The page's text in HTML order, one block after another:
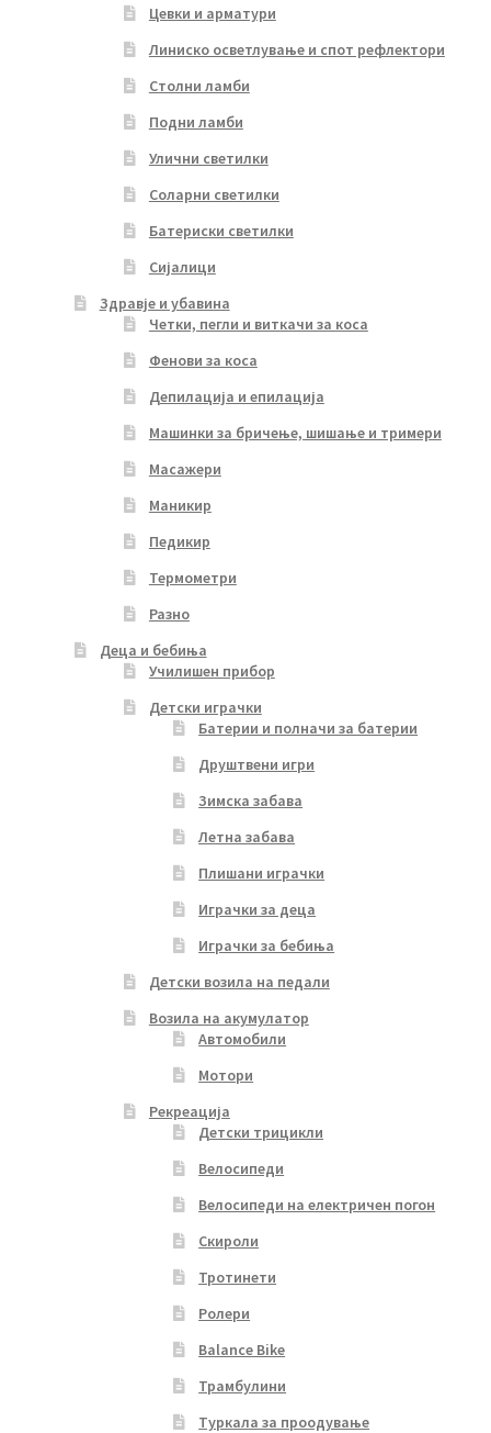
Цевки и арматури
Линиско осветлување и спот рефлектори
Столни ламби
Подни ламби
Улични светилки
Соларни светилки
Батериски светилки
Сијалици
Здравје и убавина
Четки, пегли и виткачи за коса
Фенови за коса
Депилација и епилација
Машинки за бричење, шишање и тримери
Масажери
Маникир
Педикир
Термометри
Разно
Деца и бебиња
Училишен прибор
Детски играчки
Батерии и полначи за батерии
Друштвени игри
Зимска забава
Летна забава
Плишани играчки
Играчки за деца
Играчки за бебиња
Детски возила на педали
Возила на акумулатор
Автомобили
Мотори
Рекреација
Детски трицикли
Велосипеди
Велосипеди на електричен погон
Скироли
Тротинети
Ролери
Balance Bike
Трамбулини
Туркала за проодување